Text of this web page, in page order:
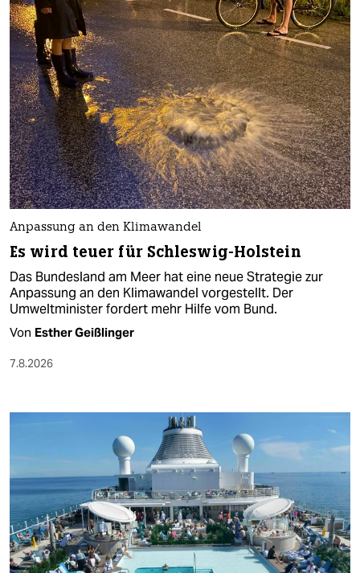
Anpassung an den Klimawandel
Es wird teuer für Schleswig-Holstein
Das Bundesland am Meer hat eine neue Strategie zur
Anpassung an den Klimawandel vorgestellt. Der
Umweltminister fordert mehr Hilfe vom Bund.
Von Esther Geißlinger
7.8.2026